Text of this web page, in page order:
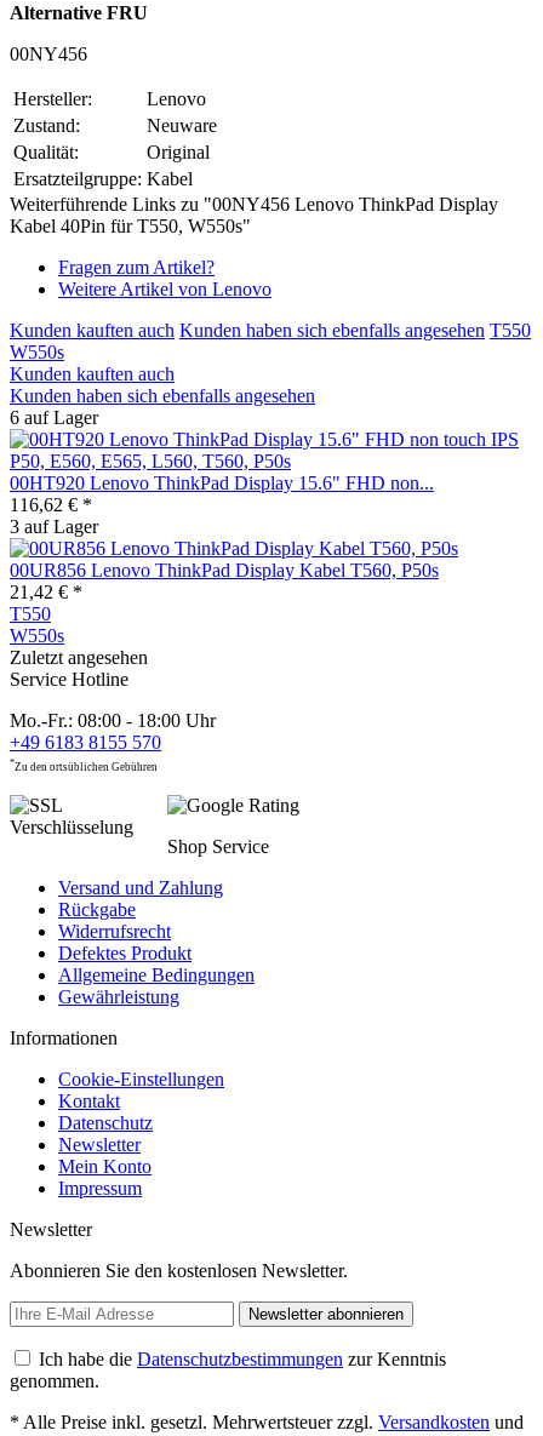
Alternative FRU
00NY456
Hersteller:
Lenovo
Zustand:
Neuware
Qualität:
Original
Ersatzteilgruppe: Kabel
Weiterführende Links zu "00NY456 Lenovo ThinkPad Display
Kabel 40Pin für T550, W550s"
Fragen zum Artikel?
Weitere Artikel von Lenovo
Kunden kauften auch Kunden haben sich ebenfalls angesehen T550
W550s
Kunden kauften auch
Kunden haben sich ebenfalls angesehen
6 auf Lager
00HT920 Lenovo ThinkPad Display 15.6" FHD non...
116,62 € *
3 auf Lager
00UR856 Lenovo ThinkPad Display Kabel T560, P50s
21,42 € *
T550
W550s
Zuletzt angesehen
Service Hotline
Mo.-Fr.: 08:00 - 18:00 Uhr
+49 6183 8155 570
*Zu den ortsüblichen Gebühren
Shop Service
Versand und Zahlung
Rückgabe
Widerrufsrecht
Defektes Produkt
Allgemeine Bedingungen
Gewährleistung
Informationen
Cookie-Einstellungen
Kontakt
Datenschutz
Newsletter
Mein Konto
Impressum
Newsletter
Abonnieren Sie den kostenlosen Newsletter.
Newsletter abonnieren
Ich habe die Datenschutzbestimmungen zur Kenntnis
genommen.
* Alle Preise inkl. gesetzl. Mehrwertsteuer zzgl. Versandkosten und